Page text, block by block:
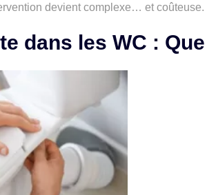
devient complexe… et coûteuse.
dans les WC :